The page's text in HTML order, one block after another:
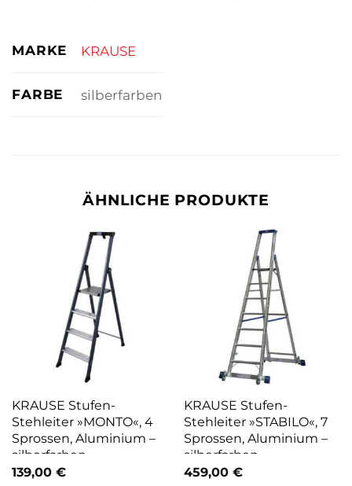
MARKE KRAUSE
FARBE silberfarben
ÄHNLICHE PRODUKTE
KRAUSE Stufen-
Stehleiter »MONTO«, 4
Sprossen, Aluminium –
silberfarben
139,00 €
KRAUSE Stufen-
Stehleiter »STABILO«, 7
Sprossen, Aluminium –
silberfarben
459,00 €